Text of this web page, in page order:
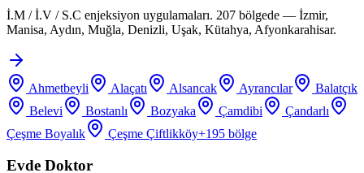
İ.M / İ.V / S.C enjeksiyon uygulamaları. 207 bölgede — İzmir,
Manisa, Aydın, Muğla, Denizli, Uşak, Kütahya, Afyonkarahisar.
Ahmetbeyli Alaçatı Alsancak Ayrancılar
Balatçık
Belevi
Bostanlı Bozyaka Çamdibi
Çandarlı
Çeşme Boyalık
Çeşme Çiftlikköy+195 bölge
Evde Doktor